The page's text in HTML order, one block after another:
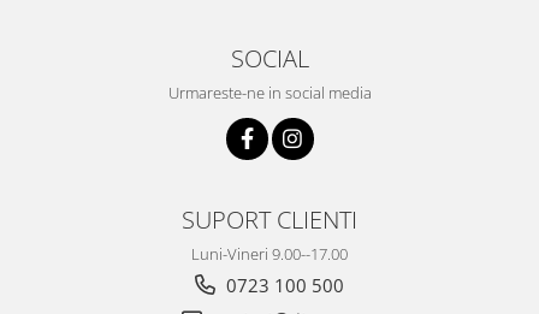
SOCIAL
Urmareste-ne in social media
SUPORT CLIENTI
Luni-Vineri 9.00--17.00
0723 100 500